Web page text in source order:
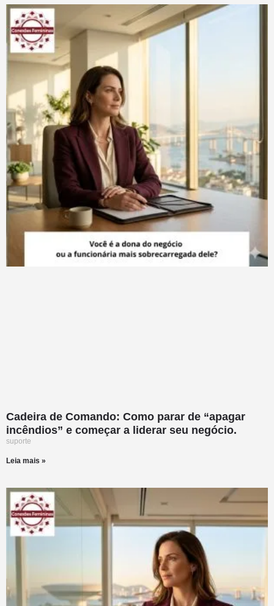
Cadeira de Comando: Como parar de “apagar
incêndios” e começar a liderar seu negócio.
suporte
Leia mais »